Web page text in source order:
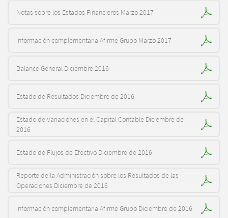
Notas sobre los Estados Financieros Marzo 2017
Información complementaria Afirme Grupo Marzo 2017
Balance General Diciembre 2016
Estado de Resultados Diciembre de 2016
Estado de Variaciones en el Capital Contable Diciembre de
2016
Estado de Flujos de Efectivo Diciembre de 2016
Reporte de la Administración sobre los Resultados de las
Operaciones Diciembre de 2016
Información complementaria Afirme Grupo Diciembre de 2016